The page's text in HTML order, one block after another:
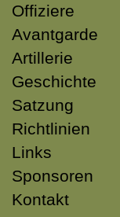
Offiziere
Avantgarde
Artillerie
Geschichte
Satzung
Richtlinien
Links
Sponsoren
Kontakt